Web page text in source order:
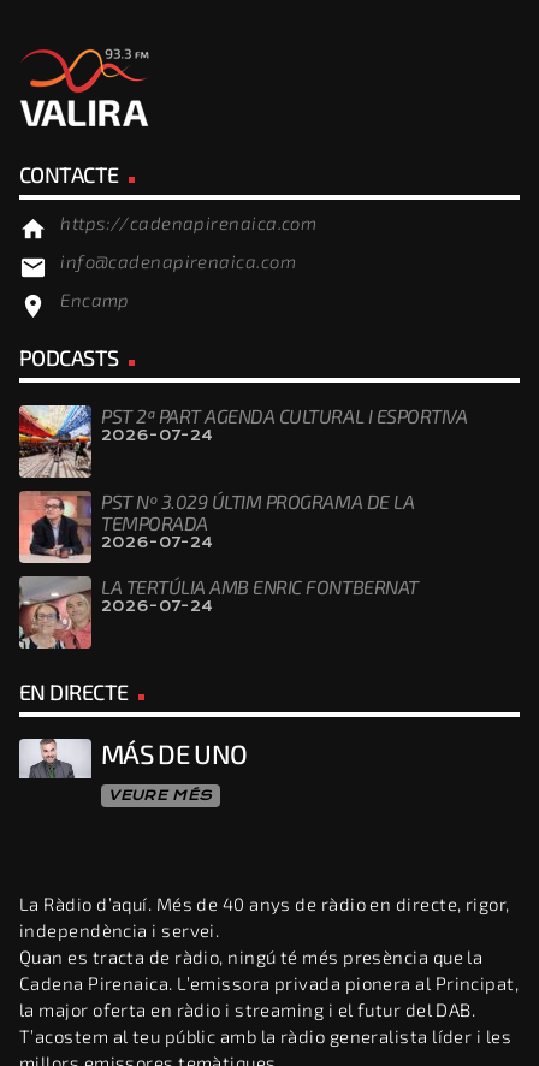
CONTACTE
home https://cadenapirenaica.com
email info@cadenapirenaica.com
location_on Encamp
PODCASTS
PST 2ª PART AGENDA CULTURAL I ESPORTIVA
2026-07-24
PST Nº 3.029 ÚLTIM PROGRAMA DE LA
TEMPORADA
2026-07-24
LA TERTÚLIA AMB ENRIC FONTBERNAT
2026-07-24
EN DIRECTE
MÁS DE UNO
VEURE MÉS
La Ràdio d’aquí. Més de 40 anys de ràdio en directe, rigor,
independència i servei.
Quan es tracta de ràdio, ningú té més presència que la
Cadena Pirenaica. L’emissora privada pionera al Principat,
la major oferta en ràdio i streaming i el futur del DAB.
T’acostem al teu públic amb la ràdio generalista líder i les